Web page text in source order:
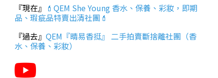
『現在』 💄QEM She Young 香水、保養、彩妝，即期
品、瑕疵品特賣出清社團💄
『過去』 QEM『晴易香挺』 二手拍賣斷捨離社團（香
水、保養、彩妝）